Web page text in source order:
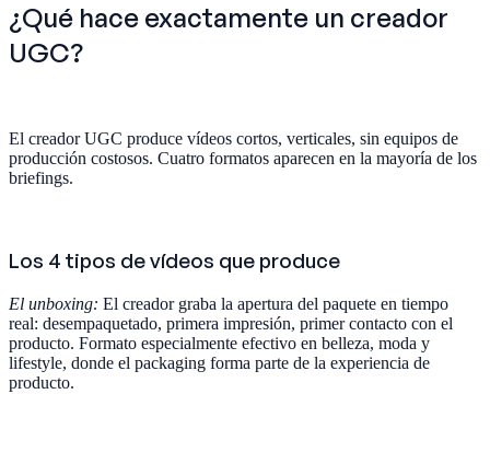
¿Qué hace exactamente un creador
UGC?
El creador UGC produce vídeos cortos, verticales, sin equipos de
producción costosos. Cuatro formatos aparecen en la mayoría de los
briefings.
Los 4 tipos de vídeos que produce
El unboxing: El creador graba la apertura del paquete en tiempo
real: desempaquetado, primera impresión, primer contacto con el
producto. Formato especialmente efectivo en belleza, moda y
lifestyle, donde el packaging forma parte de la experiencia de
producto.